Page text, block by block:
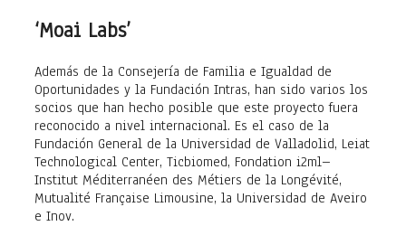
‘Moai Labs’
Además de la Consejería de Familia e Igualdad de
Oportunidades y la Fundación Intras, han sido varios los
socios que han hecho posible que este proyecto fuera
reconocido a nivel internacional. Es el caso de la
Fundación General de la Universidad de Valladolid, Leiat
Technological Center, Ticbiomed, Fondation i2ml–
Institut Méditerranéen des Métiers de la Longévité,
Mutualité Française Limousine, la Universidad de Aveiro
e Inov.